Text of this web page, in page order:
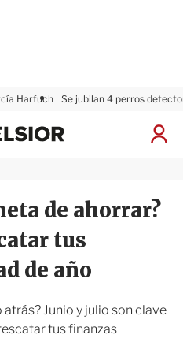
Harfuch Se jubilan 4 perros
I
i
ó
n
x
i
r
de ahorrar?
tus
de año
Junio y julio son clave
tus finanzas